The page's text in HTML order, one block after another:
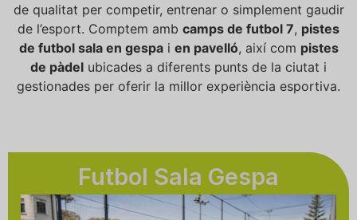
de qualitat per competir, entrenar o simplement gaudir
de l’esport. Comptem amb camps de futbol 7, pistes
de futbol sala en gespai en pavelló, així com pistes
de pàdel ubicades a diferents punts de la ciutat i
gestionades per oferir la millor experiència esportiva.
Futbol Sala Gespa